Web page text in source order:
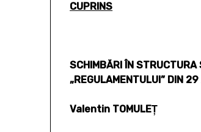
CUPRINS
SCHIMBĂRI ÎN STRUCTURA
„REGULAMENTULUI” DIN
Valentin TOMULEŢ